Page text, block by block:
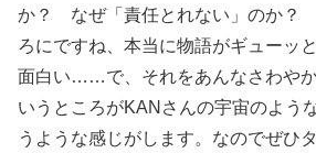
か？ なぜ「責任とれない」のか？
ろにですね、本当に物語がギューッ
面白い……で、それをあんなさわや
いうところがKANさんの宇宙のよう
うような感じがします。なのでぜひ